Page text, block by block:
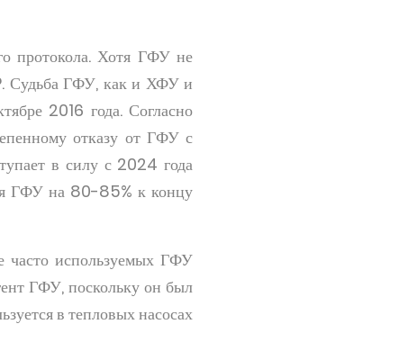
протокола. Хотя ГФУ не
Судьба ГФУ, как и ХФУ и
2016 года. Согласно
отказу от ГФУ с
в силу с 2024 года
ГФУ на 80-85% к концу
часто используемых ГФУ
ГФУ, поскольку он был
в тепловых насосах